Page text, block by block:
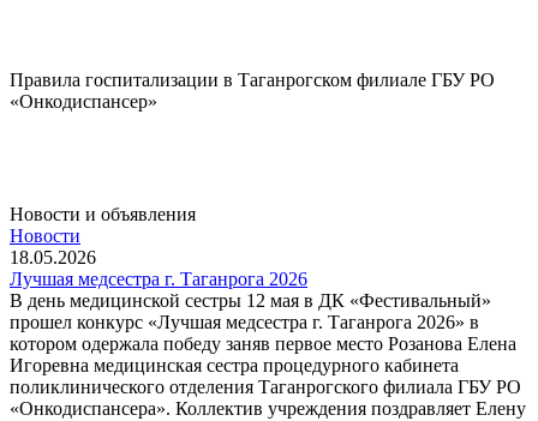
Правила госпитализации в Таганрогском филиале ГБУ РО
«Онкодиспансер»
Новости и объявления
Новости
18.05.2026
Лучшая медсестра г. Таганрога 2026
В день медицинской сестры 12 мая в ДК «Фестивальный»
прошел конкурс «Лучшая медсестра г. Таганрога 2026» в
котором одержала победу заняв первое место Розанова Елена
Игоревна медицинская сестра процедурного кабинета
поликлинического отделения Таганрогского филиала ГБУ РО
«Онкодиспансера». Коллектив учреждения поздравляет Елену